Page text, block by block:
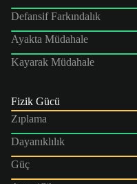
Defansif Farkındalık
Ayakta Müdahale
Kayarak Müdahale
Fizik Gücü
Zıplama
Dayanıklılık
Güç